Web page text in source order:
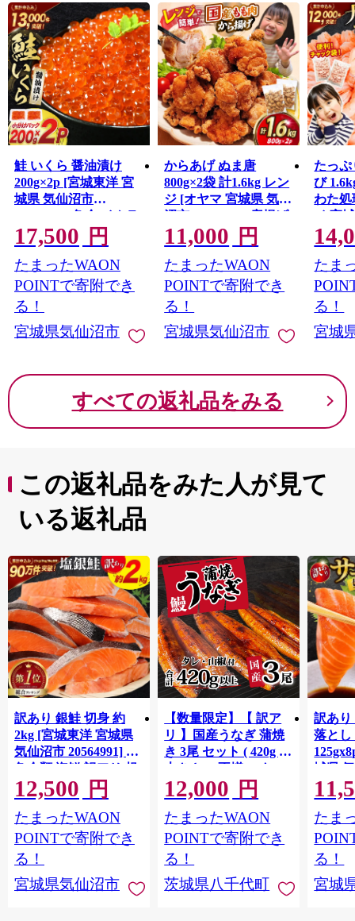
い。
鮭 いくら 醤油漬け
200g×2p [宮城東洋 宮
城県 気仙沼市
20563341] 魚介 イクラ
さけ サケ 鮭 冷凍 小分
け 醤油 鮭卵 鮭いくら
17,500 円
たまったWAON
POINTで寄附でき
る！
宮城県気仙沼市
からあげ ぬま唐
800g×2袋 計1.6kg レン
ジ [オヤマ 宮城県 気仙
沼市 20565702] 唐揚げ
冷凍 レンチン レンジ
調理 簡単調理 調理済
み から揚げ 鶏 鶏肉 冷
凍食品 お弁当 弁当 お
かず お惣菜 惣菜 おつ
まみ 感想
11,000 円
たまったWAON
POINTで寄附でき
る！
宮城県気仙沼市
たっ
び
わた
イ 宮
き海老
業務
えび
ビ 海
たま
る！
宮城
すべての返礼品をみる
この返礼品をみた人が見て
いる返礼品
訳あり 銀鮭 切身 約
2kg [宮城東洋 宮城県
気仙沼市 20564991] 鮭
魚介類 海鮮 訳アリ 規
格外 不揃い さけ サケ
鮭切身 シャケ 切り身
冷凍 家庭用 おかず 弁
当 支援 サーモン 銀鮭
切り身 魚 わけあり
12,500 円
たまったWAON
POINTで寄附でき
る！
宮城県気仙沼市
【数量限定】【 訳ア
リ 】国産うなぎ 蒲焼
き 3尾 セット ( 420g )
大きさ の不揃い タ
レ・山椒付き ウナギ
鰻 ふぞろい 不揃い う
な重 ひつまぶし 人気
茨城 八千代町 ふるさ
と納税 冷凍 [SF951ya]
12,000 円
たまったWAON
POINTで寄附でき
る！
茨城県八千代町
訳あり
落とし
城県
お刺し
生 生
鮭 銀
介
たま
る！
宮城